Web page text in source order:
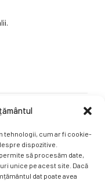
tehnologii, cum ar fi cookie-
dispozitive.
să procesăm date,
unice pe acest site. Dacă
dat poate avea